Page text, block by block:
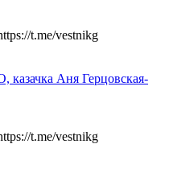
t.me/vestnikg
казачка Аня Герцовская-
t.me/vestnikg